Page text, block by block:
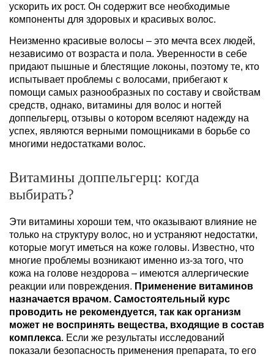
ускорить их рост. Он содержит все необходимые
компоненты для здоровых и красивых волос.
Неизменно красивые волосы – это мечта всех людей,
независимо от возраста и пола. Уверенности в себе
придают пышные и блестящие локоны, поэтому те, кто
испытывает проблемы с волосами, прибегают к
помощи самых разнообразных по составу и свойствам
средств, однако, витамины для волос и ногтей
доппельгерц, отзывы о котором вселяют надежду на
успех, являются верными помощниками в борьбе со
многими недостатками волос.
Витамины доппельгерц: когда
выбирать?
Эти витамины хороши тем, что оказывают влияние не
только на структуру волос, но и устраняют недостатки,
которые могут иметься на коже головы. Известно, что
многие проблемы возникают именно из-за того, что
кожа на голове нездорова – имеются аллергические
реакции или повреждения. Применение витаминов
назначается врачом. Самостоятельный курс
проводить не рекомендуется, так как организм
может не воспринять вещества, входящие в состав
комплекса. Если же результаты исследований
показали безопасность применения препарата, то его